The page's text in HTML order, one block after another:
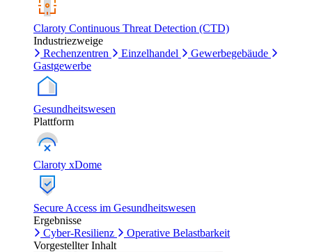
Claroty Continuous Threat Detection (CTD)
Industriezweige
Rechenzentren
Einzelhandel
Gewerbegebäude
Gastgewerbe
Gesundheitswesen
Plattform
Claroty xDome
Secure Access im Gesundheitswesen
Ergebnisse
Cyber-Resilienz
Operative Belastbarkeit
Vorgestellter Inhalt